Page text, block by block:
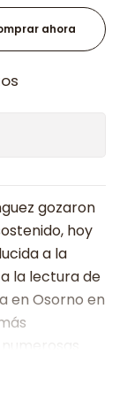
ahora
gozaron
hoy
a la
la lectura de
en Osorno en
se
sus